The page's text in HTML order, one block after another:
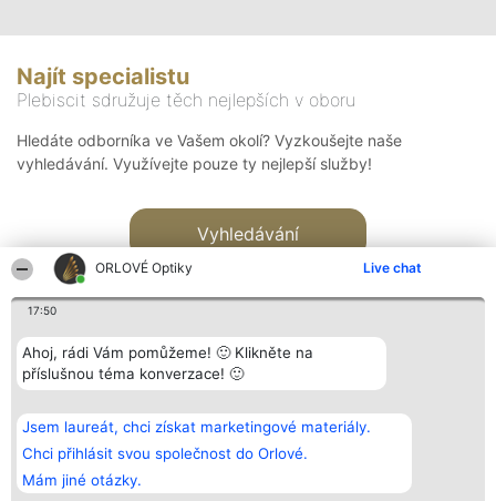
ORLOVÉ Optiky Live chat
17:50
Ahoj, rádi Vám pomůžeme! 🙂 Klikněte na
příslušnou téma konverzace! 🙂
Jsem laureát, chci získat marketingové materiály.
Chci přihlásit svou společnost do Orlové.
Mám jiné otázky.
Najít specialistu
Plebiscit sdružuje těch nejlepších v oboru
Hledáte odborníka ve Vašem okolí? Vyzkoušejte naše
vyhledávání. Využívejte pouze ty nejlepší služby!
Vyhledávání
Bright Side Solutions sp. z o.
o. sp. k.
ul. Ruska 22
Wrocław 50-079
KRS 0000749100 | Regon
381313360 | NIP 8943132676
Vítězové
Seznam všech
laureátů
Zásady
Zásady
Kontakt